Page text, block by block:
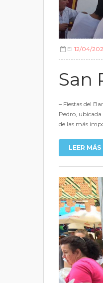
El 12/04/
San
– Fiestas del
Pedro,
de las más
LEER MÁS